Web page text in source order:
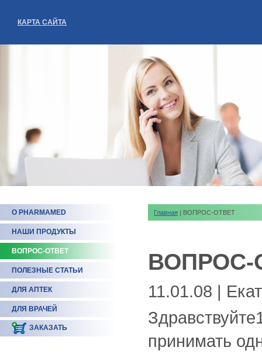
КАРТА САЙТА
О PHARMAMED
НАШИ ПРОДУКТЫ
ВОПРОС-ОТВЕТ
ПОЛЕЗНЫЕ СТАТЬИ
ДЛЯ АПТЕК
ДЛЯ ВРАЧЕЙ
ЗАКАЗАТЬ
Главная | ВОПРОС-ОТВЕТ
ВОПРОС-
11.01.08 |
принимать